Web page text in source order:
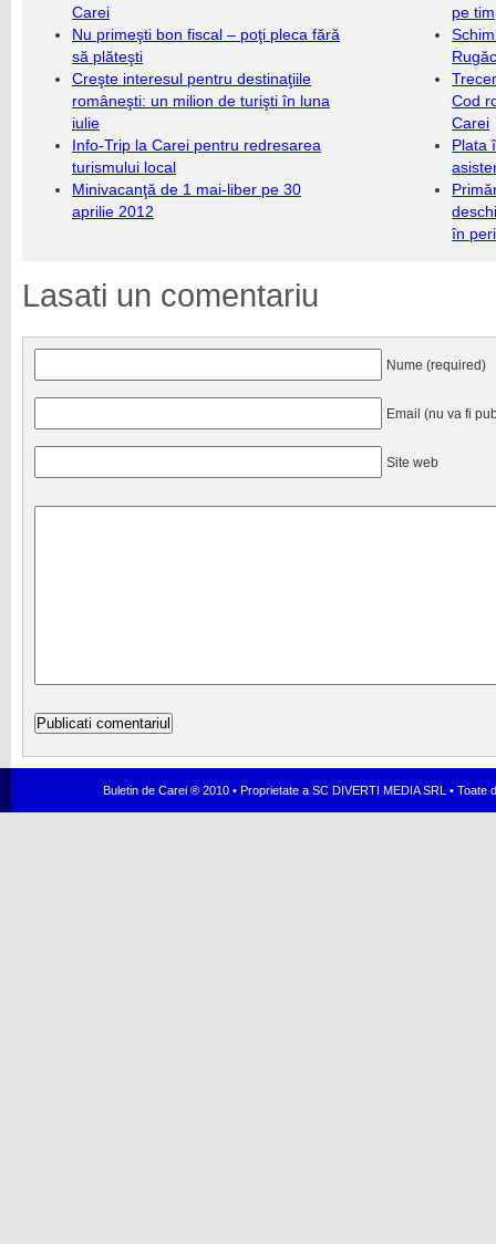
Carei
Nu primeşti bon fiscal – poţi pleca fără
să plăteşti
Creşte interesul pentru destinaţiile
româneşti: un milion de turişti în luna
iulie
Info-Trip la Carei pentru redresarea
turismului local
Minivacanţă de 1 mai-liber pe 30
aprilie 2012
pe
Cod
Carei
Plata
în
Lasati un comentariu
Nume (required)
Email (nu va fi
Site web
Buletin de Carei ® 2010 • Proprietate a SC DIVERTI MEDIA SRL •